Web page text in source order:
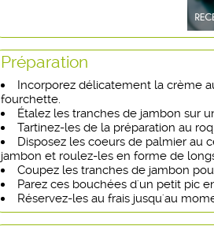
Préparation
Incorporez délicatement la crème
fourchette.
Étalez les tranches de jambon sur
Tartinez-les de la préparation au
Disposez les coeurs de palmier au
jambon et roulez-les en forme de
Coupez les tranches de jambon
Parez ces bouchées d'un petit pic
Réservez-les au frais jusqu'au